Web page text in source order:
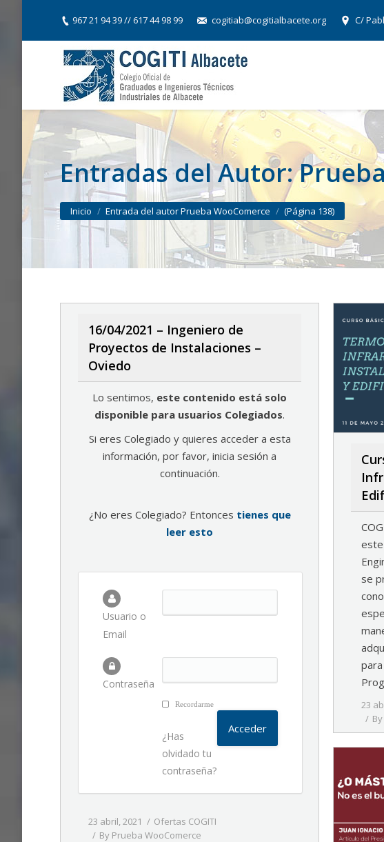
967 21 94 39 // 617 44 98 99 cogitiab@cogitialbacete.org C/
Entradas del Autor:
You are here:
Inicio Entrada del autor Prueba WooComerce (Página 138)
16/04/2021 – Ingeniero de
Proyectos de Instalaciones –
Oviedo
Lo sentimos, este contenido está solo
disponible para usuarios Colegiados.
Si eres Colegiado y quieres acceder a esta
información, por favor, inicia sesión a
continuación.
¿No eres Colegiado? Entonces tienes que
leer esto
Usuario o
Email
Contraseña
Recordarme
¿Has
olvidado tu
contraseña?
23 abril, 2021
Ofertas COGITI
By Prueba WooComerce
se
23
By